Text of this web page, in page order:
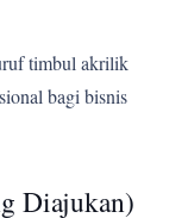
timbul akrilik
bagi bisnis
Diajukan)